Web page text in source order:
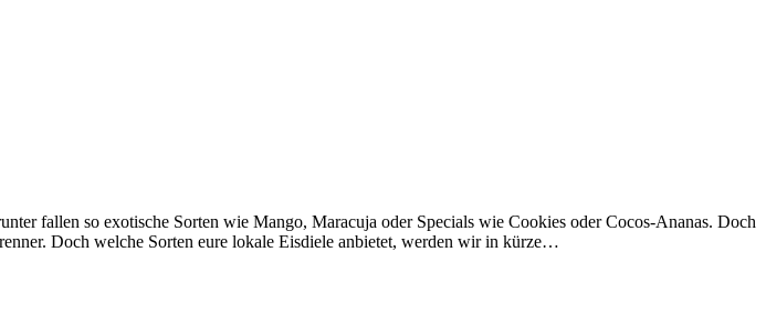
fallen so exotische Sorten wie Mango, Maracuja oder Specials wie Cookies oder Cocos-Ananas. Doch
Doch welche Sorten eure lokale Eisdiele anbietet, werden wir in kürze…